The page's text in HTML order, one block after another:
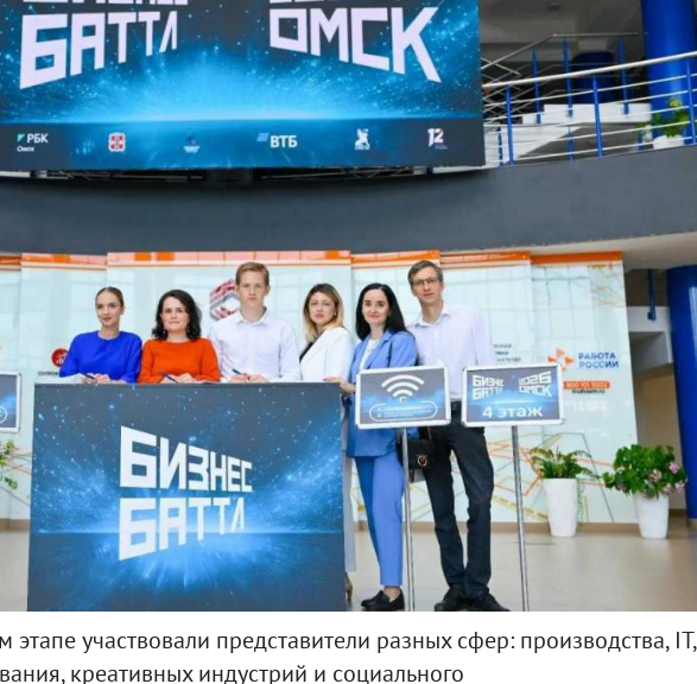
этапе участвовали представители разных сфер: производства, IT,
креативных индустрий и социального